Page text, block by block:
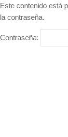
Este contenido está
la contraseña.
Contraseña: